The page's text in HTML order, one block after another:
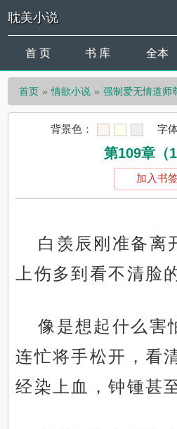
耽美小说
首 页 书 库 全本
首页 情欲小说 强制爱无情道师
背景色： 字
第109章（1
加入书
白羡辰刚准备离
上伤多到看不清脸
像是想起什么害
连忙将手松开，看
经染上血，钟锺甚